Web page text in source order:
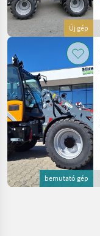
Új gép
bemutató gép